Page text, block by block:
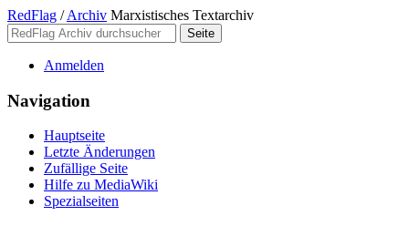
RedFlag / Archiv Marxistisches Textarchiv
Anmelden
Navigation
Hauptseite
Letzte Änderungen
Zufällige Seite
Hilfe zu MediaWiki
Spezialseiten